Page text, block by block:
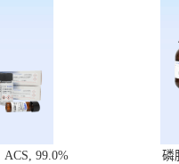
99.0% 磷